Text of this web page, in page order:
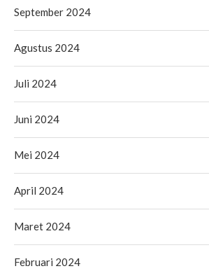
September 2024
Agustus 2024
Juli 2024
Juni 2024
Mei 2024
April 2024
Maret 2024
Februari 2024